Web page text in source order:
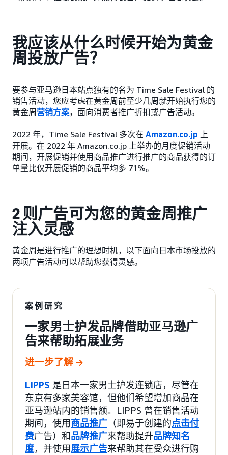
我应该从什么时候开始为黄金
周投放广告？
要参与亚马逊日本站点独有的名为 Time Sale Festival 的
销售活动，您应考虑在黄金周前至少几周就开始执行您的
黄金周 营销方案，面向消费者推广折扣或广告活动。
2022 年，Time Sale Festival 多次在 Amazon.co.jp 上
开展。在 2022 年 Amazon.co.jp 上举办的月度促销活动
期间，开展促销并使用商品推广进行推广的商品获得的订
单量比仅开展促销的商品平均多 71%。
2 则广告可为您的黄金周推广
注入灵感
黄金周是进行推广的理想时机，以下面向日本市场投放的
两项广告活动可以帮助您获得灵感。
案例研究
一家男士护发品牌借助亚马逊广
告来帮助拓展业务
进一步了解
LIPPS 是日本一家男士护发连锁店，尽管在
东京有多家美容馆，但他们希望增加商品在
亚马逊站内的销售额。LIPPS 曾在销售活动
期间，使用商品推广 （即易于创建的点击付
费广告）和品牌推广来帮助提升品牌知名
度，并使用展示广告来帮助其在受众进行购